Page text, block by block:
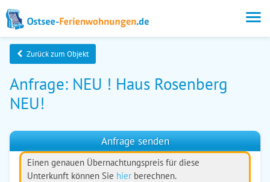
Zurück zum Objekt
Anfrage: NEU ! Haus Rosenberg
NEU!
Anfrage senden
Einen genauen Übernachtungspreis für diese
Unterkunft können Sie hier berechnen.